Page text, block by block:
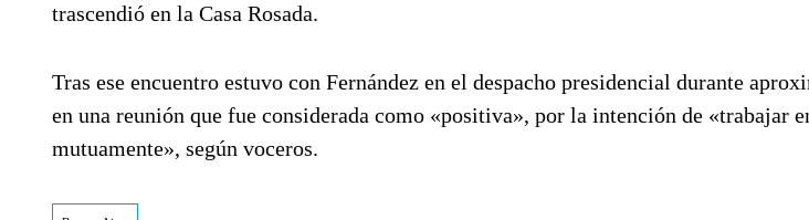
trascendió en la Casa Rosada.
Tras ese encuentro estuvo con Fernández en el despacho presidencial durante
en una reunión que fue considerada como «positiva», por la intención de «trabajar
mutuamente», según voceros.